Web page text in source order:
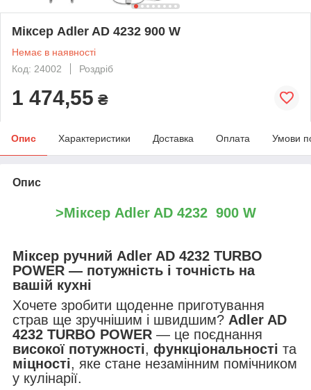
Міксер Adler AD 4232 900 W
Немає в наявності
Код: 24002
Роздріб
1 474,55 ₴
Опис Характеристики Доставка Оплата Умови
Опис
>Міксер Adler AD 4232 900 W
Міксер ручний Adler AD 4232 TURBO
POWER — потужність і точність на
вашій кухні
Хочете зробити щоденне приготування
страв ще зручнішим і швидшим? Adler AD
4232 TURBO POWER — це поєднання
високої потужності, функціональності та
міцності, яке стане незамінним помічником
у кулінарії.